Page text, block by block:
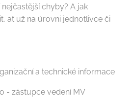
chyby? A jak
ať už na úrovni jednotlivce či
a technické informace
- zástupce vedení MV